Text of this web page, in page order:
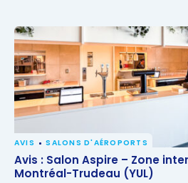
Avis : Salon Aspire – Zone
Montréal-Trudeau (YUL)
AVIS SALONS D'AÉROPORTS
Avis : Salon Aspire – Zone
Montréal-Trudeau (YUL)